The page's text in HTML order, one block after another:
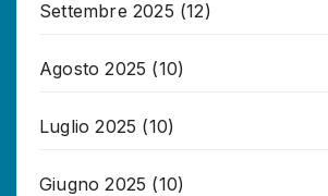
Settembre 2025 (12)
Agosto 2025 (10)
Luglio 2025 (10)
Giugno 2025 (10)